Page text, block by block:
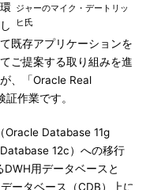
ジャーのマイク・デートリッ
ヒ氏
既存アプリケーションを
ご提案する取り組みを進
、「Oracle Real
作業です。
Database 11g
12c）への移行
用データベースと
ータベース（CDB）上に